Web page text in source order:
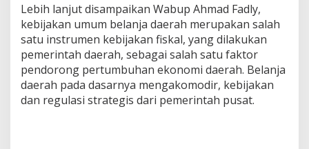
Lebih lanjut disampaikan Wabup Ahmad Fadly,
kebijakan umum belanja daerah merupakan salah
satu instrumen kebijakan fiskal, yang dilakukan
pemerintah daerah, sebagai salah satu faktor
pendorong pertumbuhan ekonomi daerah. Belanja
daerah pada dasarnya mengakomodir, kebijakan
dan regulasi strategis dari pemerintah pusat.